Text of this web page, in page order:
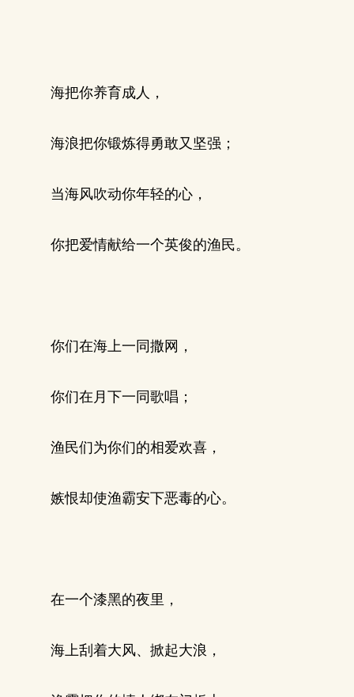
海把你养育成人，
海浪把你锻炼得勇敢又坚强；
当海风吹动你年轻的心，
你把爱情献给一个英俊的渔民。
你们在海上一同撒网，
你们在月下一同歌唱；
渔民们为你们的相爱欢喜，
嫉恨却使渔霸安下恶毒的心。
在一个漆黑的夜里，
海上刮着大风、掀起大浪，